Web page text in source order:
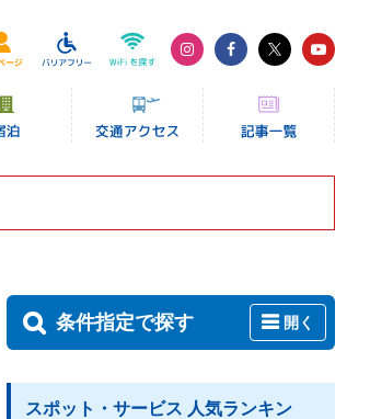
条件指定で探す 開く
スポット・サービス 人気ランキン